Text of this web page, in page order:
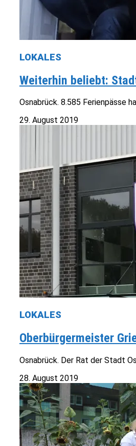
LOKALES
Weiterhin beliebt:
Osnabrück. 8.585 Ferienpässe
29. August 2019
LOKALES
Oberbürgermeister
Osnabrück. Der Rat der Stadt
28. August 2019